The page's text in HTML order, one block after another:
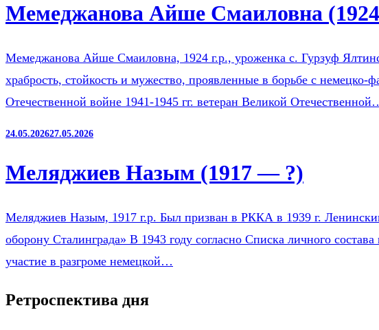
Мемеджанова Айше Смаиловна
Мемеджанова Айше Смаиловна, 1924 г.р., уроженка с. Гурзуф
храбрость, стойкость и мужество, проявленные в борьбе с
Отечественной войне 1941-1945 гг. ветеран Великой
24.05.202627.05.2026
Меляджиев Назым (1917 — ?)
Меляджиев Назым, 1917 г.р. Был призван в РККА в 1939 г.
оборону Сталинграда» В 1943 году согласно Списка личного
участие в разгроме немецкой…
Ретроспектива дня